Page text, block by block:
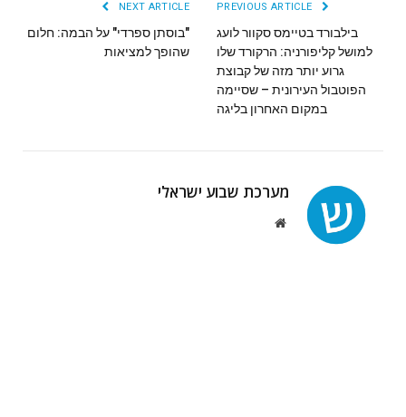
בילבורד בטיימס סקוור לועג
למושל קליפורניה: הרקורד שלו
גרוע יותר מזה של קבוצת
הפוטבול העירונית – שסיימה
במקום האחרון בליגה
NEXT ARTICLE
"בוסתן ספרדי" על הבמה: חלום
שהופך למציאות
מערכת שבוע ישראלי
Website